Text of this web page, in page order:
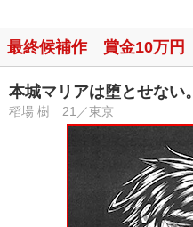
最終候補作 賞金10万円
本城マリアは堕とせない。
稻場 樹 21／東京